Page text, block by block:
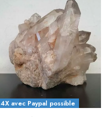
4X avec Paypal possible